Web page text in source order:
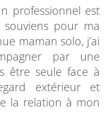
professionnel est
pour ma
maman solo, j’ai
par une
être seule face à
extérieur et
la relation à mon